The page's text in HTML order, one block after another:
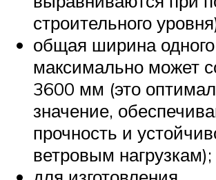
строительного
общая ширина
максимально может
3600 мм (это
значение,
прочность и
ветровым нагрузкам);